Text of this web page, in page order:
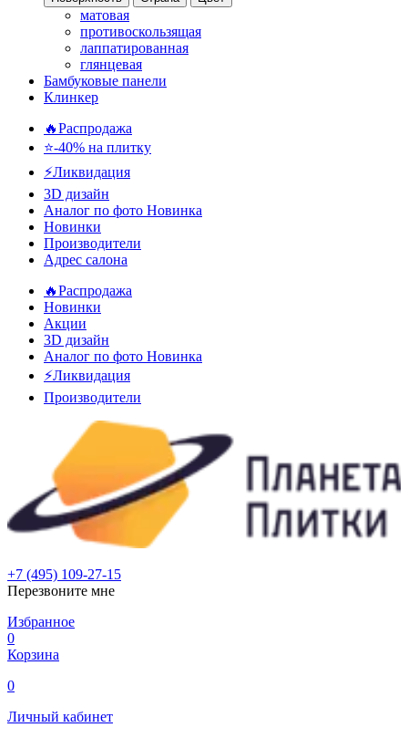
матовая
противоскользящая
лаппатированная
глянцевая
Бамбуковые панели
Клинкер
🔥Распродажа
⭐-40% на плитку
⚡️Ликвидация
3D дизайн
Аналог по фото Новинка
Новинки
Производители
Адрес салона
🔥Распродажа
Новинки
Акции
3D дизайн
Аналог по фото Новинка
⚡Ликвидация
Производители
+7 (495) 109-27-15
Перезвоните мне
Избранное
0
Корзина
0
Личный кабинет